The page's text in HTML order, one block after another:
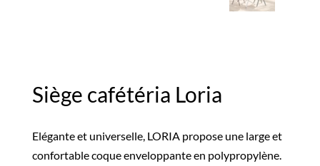
Siège cafétéria Loria
Elégante et universelle, LORIA propose une large et
confortable coque enveloppante en polypropylène.